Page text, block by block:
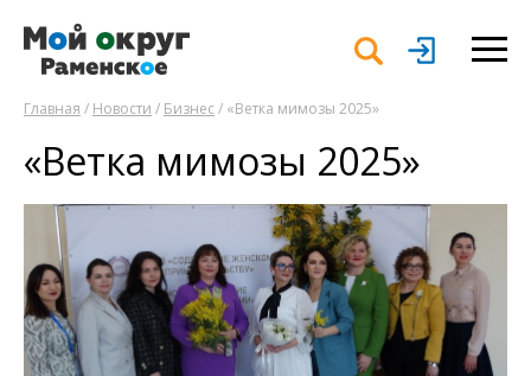
Главная / Новости / Бизнес/ «Ветка мимозы 2025»
«Ветка мимозы 2025»